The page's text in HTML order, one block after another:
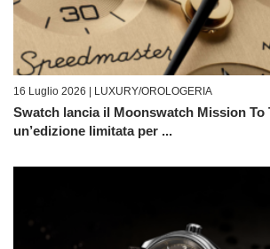
16 Luglio 2026 | LUXURY/OROLOGERIA
Swatch lancia il Moonswatch Mission To
un’edizione limitata per ...